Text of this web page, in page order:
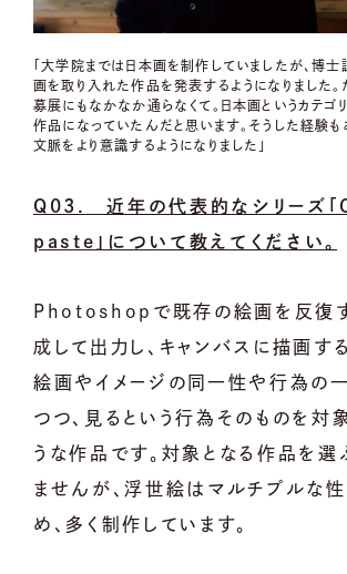
「大学院までは日本画を制作していましたが、博
画を取り入れた作品を発表するようになりました。
募展にもなかなか通らなくて。日本画というカテゴ
作品になっていたんだと思います。そうした経験も
文脈をより意識するようになりました」
Q03.
近年の代表的なシリーズ
paste」について教えてください。
Photoshopで既存の絵画を反復
成して出力し、キャンバスに描画す
絵画やイメージの同一性や行為の
つつ、見るという行為そのものを対
うな作品です。対象となる作品を選
ませんが、浮世絵はマルチプルな
め、多く制作しています。